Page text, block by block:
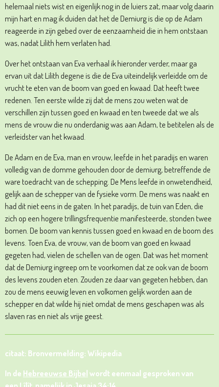
helemaal niets wist en eigenlijk nog in de luiers zat, maar volg daarin
mijn hart en mag ik duiden dat het de Demiurg is die op de Adam
reageerde in zijn gebed over de eenzaamheid die in hem ontstaan
was, nadat Lilith hem verlaten had.
Over het ontstaan van Eva verhaal ik hieronder verder, maar ga
ervan uit dat Lilith degene is die de Eva uiteindelijk verleidde om de
vrucht te eten van de boom van goed en kwaad. Dat heeft twee
redenen. Ten eerste wilde zij dat de mens zou weten wat de
verschillen zijn tussen goed en kwaad en ten tweede dat we als
mens de vrouw die nu onderdanig was aan Adam, te betitelen als de
verleidster van het kwaad.
De Adam en de Eva, man en vrouw, leefde in het paradijs en waren
volledig van de domme gehouden door de demiurg, betreffende de
ware toedracht van de schepping. De Mens leefde in onwetendheid,
gelijk aan de schepper van de fysieke vorm. De mens was naakt en
had dit niet eens in de gaten. In het paradijs, de tuin van Eden, die
zich op een hogere trillingsfrequentie manifesteerde, stonden twee
bomen. De boom van kennis tussen goed en kwaad en de boom des
levens. Toen Eva, de vrouw, van de boom van goed en kwaad
gegeten had, vielen de schellen van de ogen. Dat was het moment
dat de Demiurg ingreep om te voorkomen dat ze ook van de boom
des levens zouden eten. Zouden ze daar van gegeten hebben, dan
zou de mens eeuwig leven en volkomen gelijk worden aan de
schepper en dat wilde hij niet omdat de mens geschapen was als
slaven ras en niet als vrije geest.
citaat: Bronvermelding: Wikipedia
In de Hebreeuwse Bijbelwordt eenmaal gesproken van